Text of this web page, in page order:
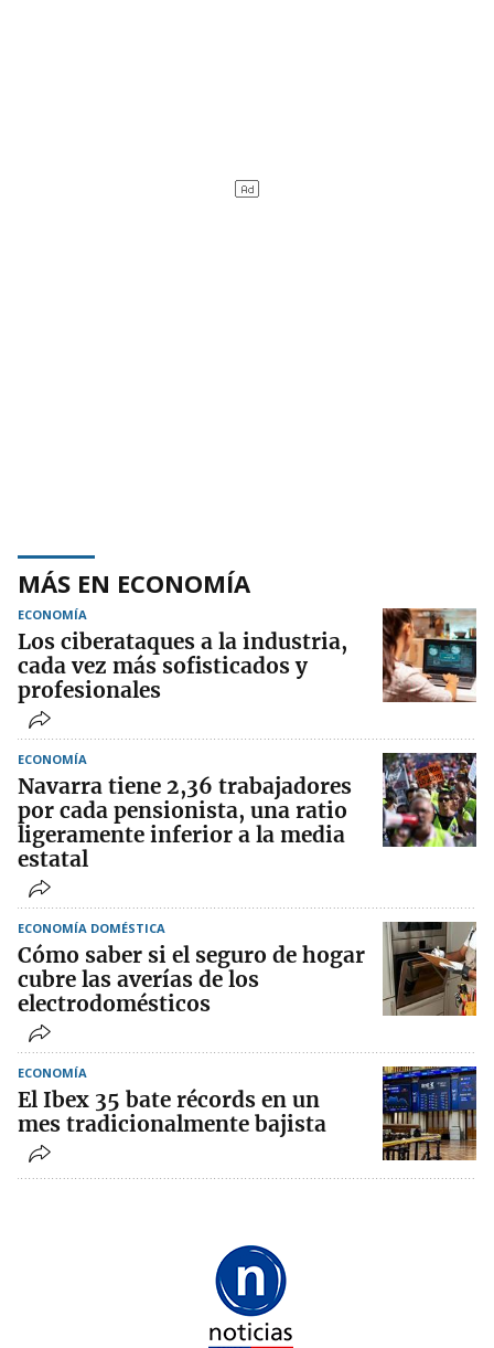
MÁS EN ECONOMÍA
ECONOMÍA
Los ciberataques a la industria,
cada vez más sofisticados y
profesionales
ECONOMÍA
Navarra tiene 2,36 trabajadores
por cada pensionista, una ratio
ligeramente inferior a la media
estatal
ECONOMÍA DOMÉSTICA
Cómo saber si el seguro de hogar
cubre las averías de los
electrodomésticos
ECONOMÍA
El Ibex 35 bate récords en un
mes tradicionalmente bajista